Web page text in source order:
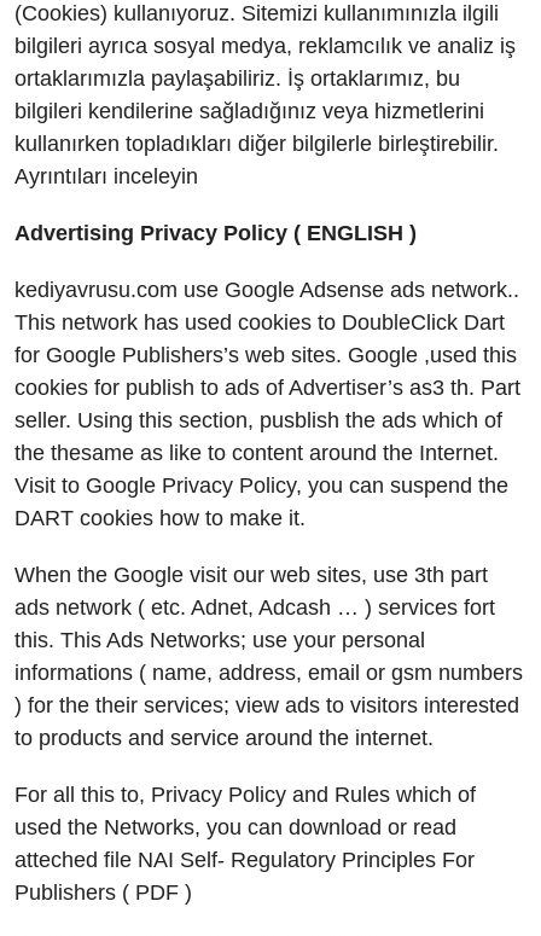
(Cookies) kullanıyoruz. Sitemizi kullanımınızla ilgili
bilgileri ayrıca sosyal medya, reklamcılık ve analiz iş
ortaklarımızla paylaşabiliriz. İş ortaklarımız, bu
bilgileri kendilerine sağladığınız veya hizmetlerini
kullanırken topladıkları diğer bilgilerle birleştirebilir.
Ayrıntıları inceleyin
Advertising Privacy Policy ( ENGLISH )
kediyavrusu.com use Google Adsense ads network..
This network has used cookies to DoubleClick Dart
for Google Publishers’s web sites. Google ,used this
cookies for publish to ads of Advertiser’s as3 th. Part
seller. Using this section, pusblish the ads which of
the thesame as like to content around the Internet.
Visit to Google Privacy Policy, you can suspend the
DART cookies how to make it.
When the Google visit our web sites, use 3th part
ads network ( etc. Adnet, Adcash … ) services fort
this. This Ads Networks; use your personal
informations ( name, address, email or gsm numbers
) for the their services; view ads to visitors interested
to products and service around the internet.
For all this to, Privacy Policy and Rules which of
used the Networks, you can download or read
atteched file NAI Self- Regulatory Principles For
Publishers ( PDF )